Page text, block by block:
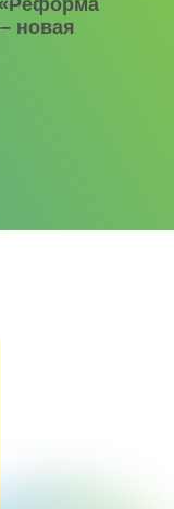
новая